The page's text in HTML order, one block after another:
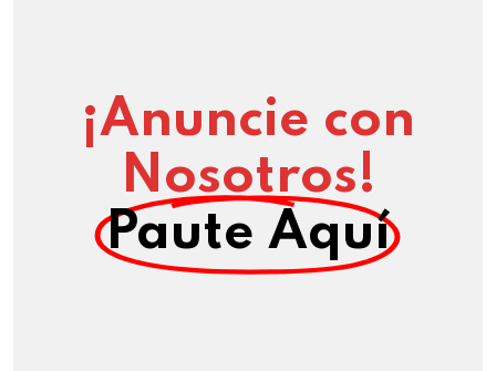
¡Anuncie con
Nosotros!
Paute Aquí